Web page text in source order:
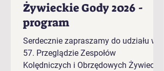
Żywieckie Gody 2026 -
program
Serdecznie zapraszamy do udziału w
57. Przeglądzie Zespołów
Kolędniczych i Obrzędowych Żywieckie